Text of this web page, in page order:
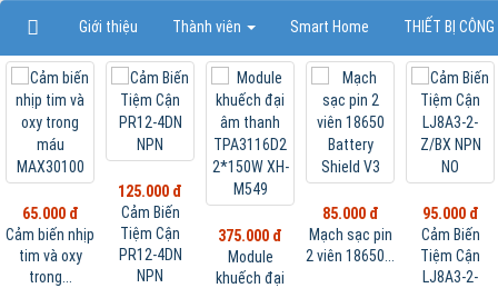
Giới thiệu Thành viên Smart Home THIẾT BỊ
65.000 đ
Cảm biến nhịp
tim và oxy
trong...
125.000 đ
Cảm Biến
Tiệm Cận
PR12-4DN
NPN
375.000 đ
Module
khuếch đại
85.000 đ
Mạch sạc pin
2 viên 18650...
95.000 đ
Cảm Biến
Tiệm Cận
LJ8A3-2-